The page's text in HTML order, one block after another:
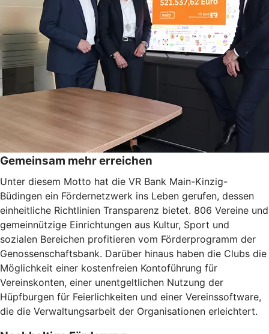
Gemeinsam mehr erreichen
Unter diesem Motto hat die VR Bank Main-Kinzig-
Büdingen ein Fördernetzwerk ins Leben gerufen, dessen
einheitliche Richtlinien Transparenz bietet. 806 Vereine und
gemeinnützige Einrichtungen aus Kultur, Sport und
sozialen Bereichen profitieren vom Förderprogramm der
Genossenschaftsbank. Darüber hinaus haben die Clubs die
Möglichkeit einer kostenfreien Kontoführung für
Vereinskonten, einer unentgeltlichen Nutzung der
Hüpfburgen für Feierlichkeiten und einer Vereinssoftware,
die die Verwaltungsarbeit der Organisationen erleichtert.